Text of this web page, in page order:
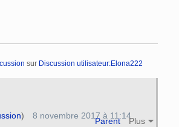
sur Discussion utilisateur:Elona222
Parent Plus
) 8 novembre 2017 à 11:14